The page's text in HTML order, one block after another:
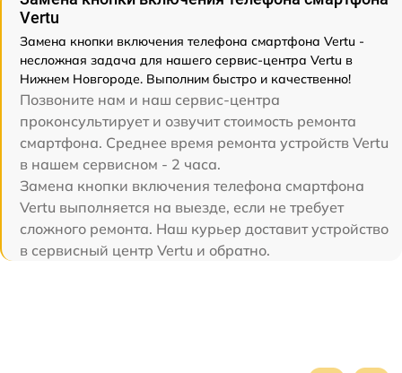
Vertu
Замена кнопки включения телефона смартфона Vertu -
несложная задача для нашего сервис-центра Vertu в
Нижнем Новгороде. Выполним быстро и качественно!
Позвоните нам и наш сервис-центра
проконсультирует и озвучит стоимость ремонта
смартфона. Среднее время ремонта устройств Vertu
в нашем сервисном - 2 часа.
Замена кнопки включения телефона смартфона
Vertu выполняется на выезде, если не требует
сложного ремонта. Наш курьер доставит устройство
в сервисный центр Vertu и обратно.